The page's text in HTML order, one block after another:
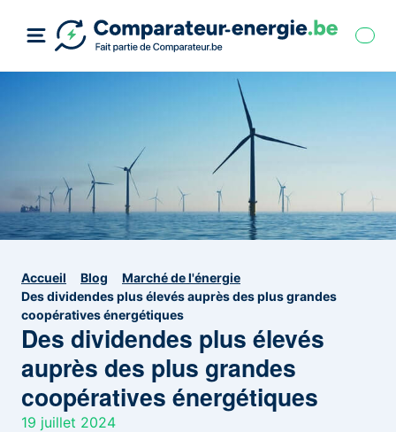
Accueil Blog
Marché de l'énergie
Des dividendes plus élevés auprès des plus grandes
coopératives énergétiques
Des dividendes plus élevés
auprès des plus grandes
coopératives énergétiques
19 juillet 2024